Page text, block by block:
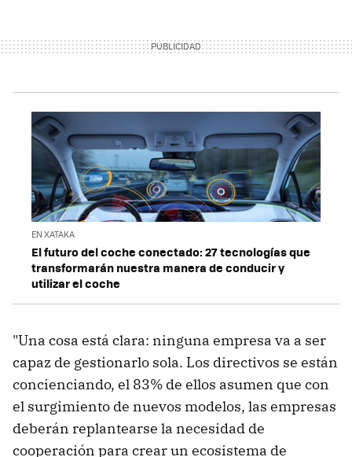
EN XATAKA
El futuro del coche conectado: 27 tecnologías que
transformarán nuestra manera de conducir y
utilizar el coche
"Una cosa está clara: ninguna empresa va a ser
capaz de gestionarlo sola. Los directivos se están
concienciando, el 83% de ellos asumen que con
el surgimiento de nuevos modelos, las empresas
deberán replantearse la necesidad de
cooperación para crear un ecosistema de